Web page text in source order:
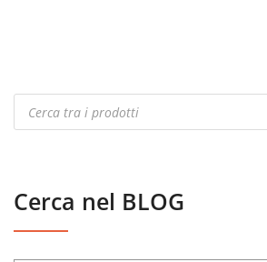
Products
search
Cerca nel BLOG